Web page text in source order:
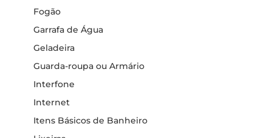
Fogão
Garrafa de Água
Geladeira
Guarda-roupa ou Armário
Interfone
Internet
Itens Básicos de Banheiro